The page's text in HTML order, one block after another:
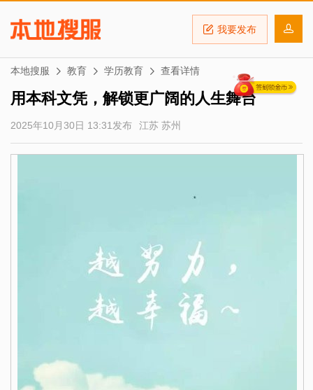
我要发布
本地搜服 教育 学历教育 查看详情
用本科文凭，解锁更广阔的人生舞台
2025年10月30日 13:31发布 江苏 苏州